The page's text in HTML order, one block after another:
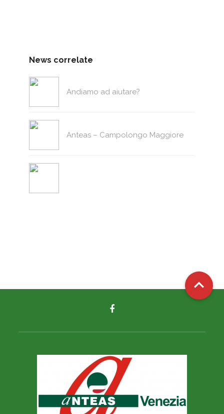
News correlate
Andiamo ad aiutare?
Anteas – Campolongo Maggiore
